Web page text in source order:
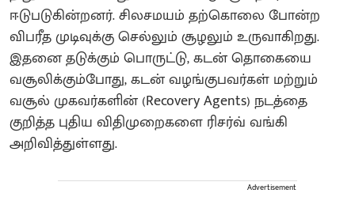
ஈடுபடுகின்றனர். சிலசமயம் தற்கொலை போன்ற
விபரீத முடிவுக்கு செல்லும் சூழலும் உருவாகிறது.
இதனை தடுக்கும் பொருட்டு, கடன் தொகையை
வசூலிக்கும்போது, ​​கடன் வழங்குபவர்கள் மற்றும்
வசூல் முகவர்களின் (Recovery Agents) நடத்தை
குறித்த புதிய விதிமுறைகளை ரிசர்வ் வங்கி
அறிவித்துள்ளது.
Advertisement